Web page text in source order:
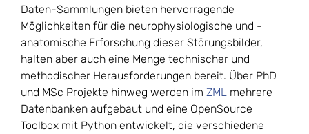
Daten-Sammlungen bieten hervorragende
Möglichkeiten für die neurophysiologische und -
anatomische Erforschung dieser Störungsbilder,
halten aber auch eine Menge technischer und
methodischer Herausforderungen bereit. Über PhD
und MSc Projekte hinweg werden im ZML mehrere
Datenbanken aufgebaut und eine OpenSource
Toolbox mit Python entwickelt, die verschiedene